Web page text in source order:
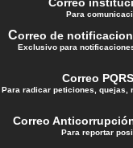
Para
Correo de
Exclusivo para
Correo
Para radicar peticiones, quejas,
Correo
Para reportar